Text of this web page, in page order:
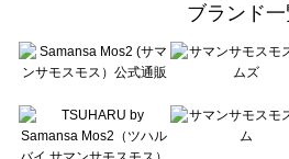
sō4ū（ソウフォーユー）のシャツ・ブラウス一覧
Te chichi（テチチ）のシャツ・ブラウス一覧
Te chichi CLASSIC（テチチ クラシック）のシャ
Lugnoncure（ルノンキュール）のシャツ・ブラウ
BETTY'S BLUE（べティーズブルー）のシャツ・
ブランド一